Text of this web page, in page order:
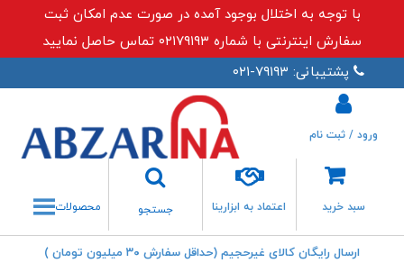
با توجه به اختلال بوجود آمده در صورت عدم امکان ثبت
سفارش اینترنتی با شماره ۰۲۱۷۹۱۹۳ تماس حاصل نمایید
پشتیبانی: ۷۹۱۹۳-۰۲۱
سبد خرید اعتماد به ابزارینا
جستجو
جستجو
ورود / ثبت نام
محصولات
ارسال رایگان کالای غیرحجیم (حداقل سفارش ۳۰ میلیون تومان )